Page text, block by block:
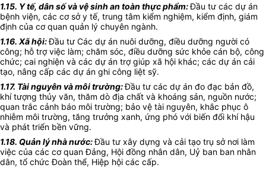
1.15. Y tế, dân số và vệ sinh an toàn thực phẩm:Đầu tư các dự án
bệnh viện, các cơ sở y tế, trung tâm kiểm nghiệm, kiểm định, giám
định của cơ quan quản lý chuyên ngành.
1.16. Xã hội:Đầu tư Các dự án nuôi dưỡng, điều dưỡng người có
công; hỗ trợ việc làm; chăm sóc, điều dưỡng sức khỏe cán bộ, công
chức; cai nghiện và các dự án trợ giúp xã hội khác; các dự án cải
tạo, nâng cấp các dự án ghi công liệt sỹ.
1.17. Tài nguyên và môi trường:Đầu tư các dự án đo đạc bản đồ,
khí tượng thủy văn, thăm dò địa chất và khoáng sản, nguồn nước;
quan trắc cảnh báo môi trường; bảo vệ tài nguyên, khắc phục ô
nhiễm môi trường, tăng trưởng xanh, ứng phó với biến đổi khí hậu
và phát triển bền vững.
1.18. Quản lý nhà nước:Đầu tư xây dựng và cải tạo trụ sở nơi làm
việc của các cơ quan Đảng, Hội đồng nhân dân, Uỷ ban ban nhân
dân, tổ chức Đoàn thể, Hiệp hội các cấp.